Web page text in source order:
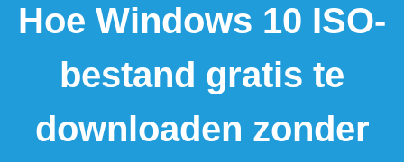
Hoe Windows 10 ISO-
bestand gratis te
downloaden zonder